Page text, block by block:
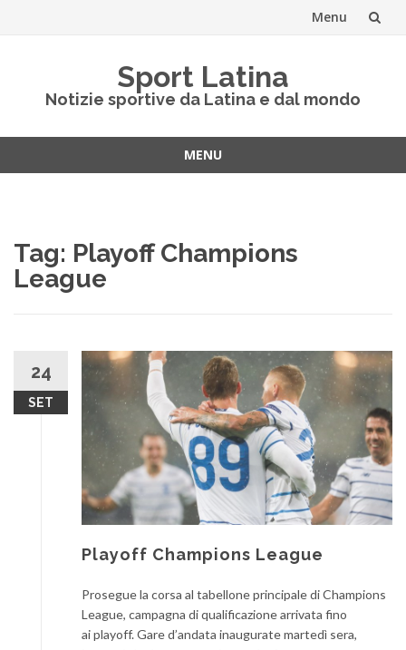
Menu
Sport Latina
Notizie sportive da Latina e dal mondo
MENU
Tag: Playoff Champions
League
24
SET
Playoff Champions League
Prosegue la corsa al tabellone principale di Champions
League, campagna di qualificazione arrivata fino
ai playoff. Gare d’andata inaugurate martedì sera,